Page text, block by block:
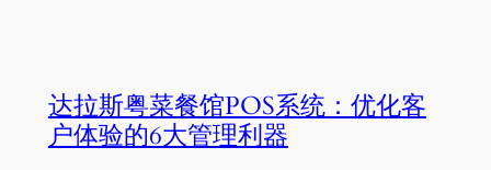
达拉斯粤菜餐馆POS系统：优化客
户体验的6大管理利器